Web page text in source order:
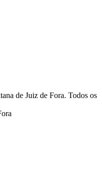
de Juiz de Fora. Todos os